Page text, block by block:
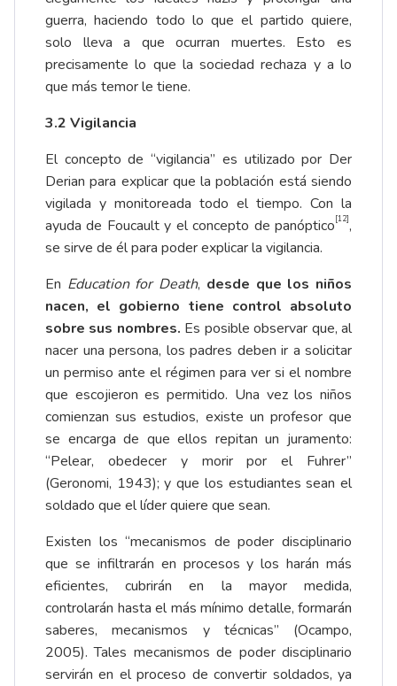
guerra, haciendo todo lo que el partido quiere,
solo lleva a que ocurran muertes. Esto es
precisamente lo que la sociedad rechaza y a lo
que más temor le tiene.
3.2 Vigilancia
El concepto de “vigilancia” es utilizado por Der
Derian para explicar que la población está siendo
vigilada y monitoreada todo el tiempo. Con la
ayuda de Foucault y el concepto de panóptico[12],
se sirve de él para poder explicar la vigilancia.
En Education for Death, desde que los niños
nacen, el gobierno tiene control absoluto
sobre sus nombres. Es posible observar que, al
nacer una persona, los padres deben ir a solicitar
un permiso ante el régimen para ver si el nombre
que escojieron es permitido. Una vez los niños
comienzan sus estudios, existe un profesor que
se encarga de que ellos repitan un juramento:
“Pelear, obedecer y morir por el Fuhrer”
(Geronomi, 1943); y que los estudiantes sean el
soldado que el líder quiere que sean.
Existen los “mecanismos de poder disciplinario
que se infiltrarán en procesos y los harán más
eficientes, cubrirán en la mayor medida,
controlarán hasta el más mínimo detalle, formarán
saberes, mecanismos y técnicas” (Ocampo,
2005). Tales mecanismos de poder disciplinario
servirán en el proceso de convertir soldados, ya